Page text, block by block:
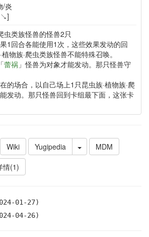
/炎
虫类族怪兽的怪兽2只
回合各能使用1次，这些效果发动的回
物族·爬虫类族怪兽不能特殊召唤。
蕾祸」怪兽为对象才能发动。那只怪兽守
的场合，以自己场上1只昆虫族·植物族·爬
发动。那只怪兽回到卡组最下面，这张卡
Wiki Yugipedia
MDM
情(1)
01-27)
04-26)